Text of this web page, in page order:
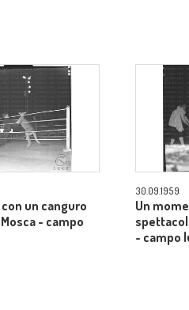
un canguro
- campo
30.09.1959
Un
- campo